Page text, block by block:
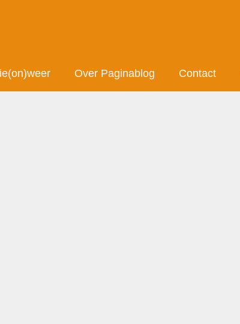
Over Paginablog Contact